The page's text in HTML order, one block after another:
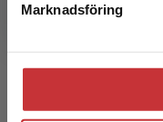
Marknadsföring